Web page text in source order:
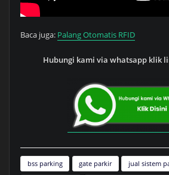
Baca juga: Palang Otomatis RFID
Hubungi kami via whatsapp klik
bss parking gate parkir jual sistem